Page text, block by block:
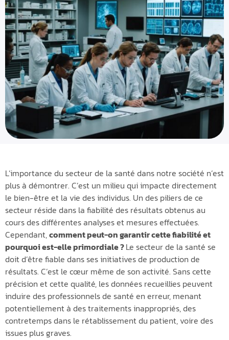
L’importance du secteur de la santé dans notre société n’est
plus à démontrer. C’est un milieu qui impacte directement
le bien-être et la vie des individus. Un des piliers de ce
secteur réside dans la fiabilité des résultats obtenus au
cours des différentes analyses et mesures effectuées.
Cependant,comment peut-on garantir cette fiabilité et
pourquoi est-elle primordiale ?Le secteur de la santé se
doit d’être fiable dans ses initiatives de production de
résultats. C’est le cœur même de son activité. Sans cette
précision et cette qualité, les données recueillies peuvent
induire des professionnels de santé en erreur, menant
potentiellement à des traitements inappropriés, des
contretemps dans le rétablissement du patient, voire des
issues plus graves.